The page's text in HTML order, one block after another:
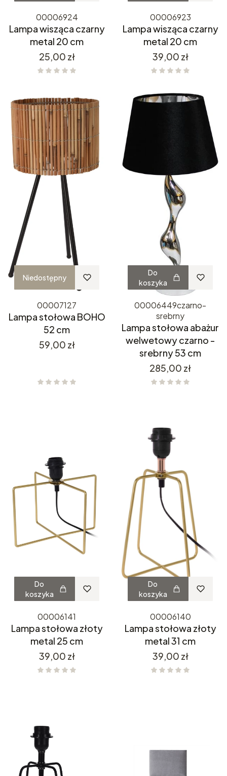
00006924
Lampa wisząca czarny
metal 20 cm
Cena
25,00 zł
00006923
Lampa wisząca czarny
metal 20 cm
Cena
39,00 zł
Niedostępny
00007127
Lampa stołowa BOHO
52 cm
Cena
59,00 zł
Do
koszyka
00006449czarno-
srebrny
Lampa stołowa abażur
welwetowy czarno -
srebrny 53 cm
Cena
285,00 zł
Do
koszyka
00006141
Lampa stołowa złoty
metal 25 cm
Cena
39,00 zł
Do
koszyka
00006140
Lampa stołowa złoty
metal 31 cm
Cena
39,00 zł